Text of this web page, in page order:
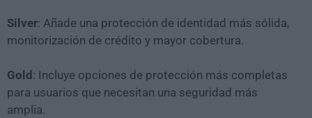
Silver: Añade una protección de identidad más sólida,
monitorización de crédito y mayor cobertura.
Gold : Incluye opciones de protección más completas
para usuarios que necesitan una seguridad más
amplia.